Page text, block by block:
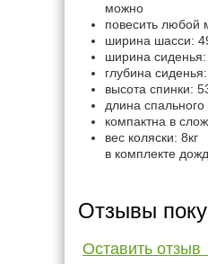
можно
повесить любой
ширина шасси:
ширина
глубина
высота спинки:
длина
компактна в
вес коляски: 8кг
в комплекте
Отзывы
Оставить